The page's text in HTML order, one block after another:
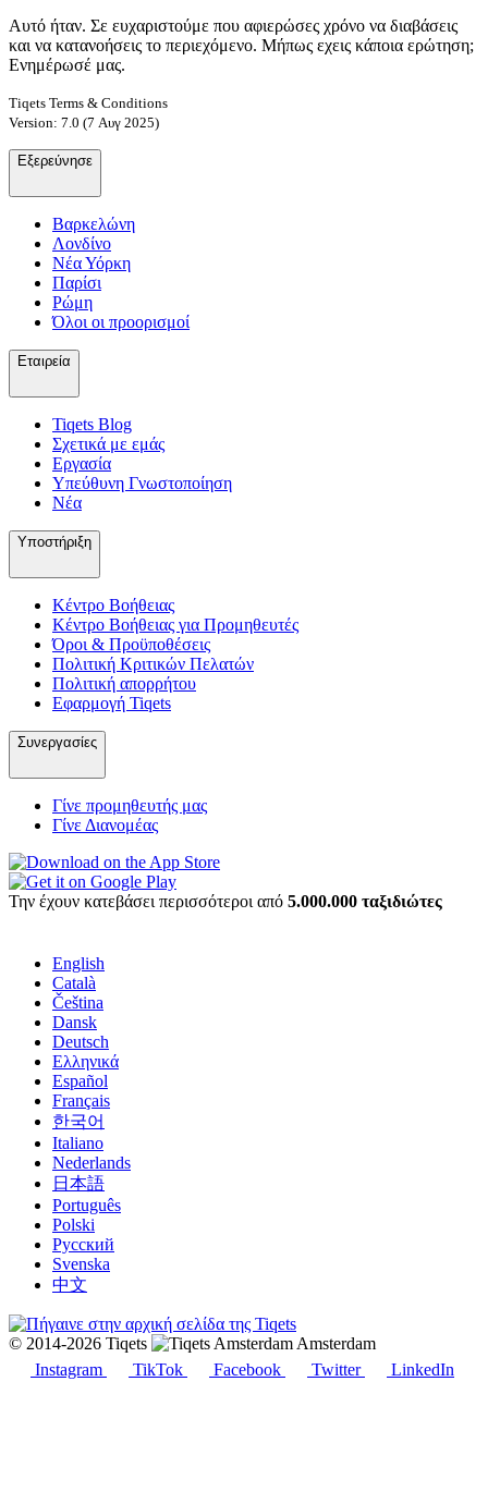
Αυτό ήταν. Σε ευχαριστούμε που αφιερώσες χρόνο να διαβάσεις
και να κατανοήσεις το περιεχόμενο. Μήπως εχεις κάποια ερώτηση;
Ενημέρωσέ μας.
Tiqets Terms & Conditions
Version: 7.0 (7 Αυγ 2025)
Εξερεύνησε
Βαρκελώνη
Λονδίνο
Νέα Υόρκη
Παρίσι
Ρώμη
Όλοι οι προορισμοί
Εταιρεία
Tiqets Βlog
Σχετικά με εμάς
Εργασία
Υπεύθυνη Γνωστοποίηση
Νέα
Υποστήριξη
Κέντρο Βοήθειας
Κέντρο Βοήθειας για Προμηθευτές
Όροι & Προϋποθέσεις
Πολιτική Κριτικών Πελατών
Πολιτική απορρήτου
Εφαρμογή Tiqets
Συνεργασίες
Γίνε προμηθευτής μας
Γίνε Διανομέας
Την έχουν κατεβάσει περισσότεροι από 5.000.000 ταξιδιώτες
English
Català
Čeština
Dansk
Deutsch
Ελληνικά
Español
Français
한국어
Italiano
Nederlands
日本語
Português
Polski
Русский
Svenska
中文
© 2014-2026 Tiqets
Amsterdam
Instagram
TikTok Facebook Twitter LinkedIn